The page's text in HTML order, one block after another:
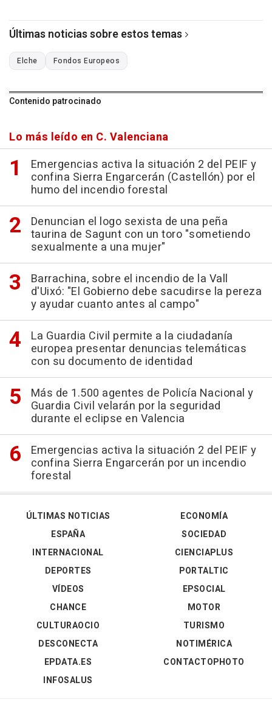
Últimas noticias sobre estos temas
Elche Fondos Europeos
Contenido patrocinado
Lo más leído en C. Valenciana
Emergencias activa la situación 2 del PEIF y
confina Sierra Engarcerán (Castellón) por el
humo del incendio forestal
Denuncian el logo sexista de una peña
taurina de Sagunt con un toro "sometiendo
sexualmente a una mujer"
Barrachina, sobre el incendio de la Vall
d'Uixó: "El Gobierno debe sacudirse la pereza
y ayudar cuanto antes al campo"
La Guardia Civil permite a la ciudadanía
europea presentar denuncias telemáticas
con su documento de identidad
Más de 1.500 agentes de Policía Nacional y
Guardia Civil velarán por la seguridad
durante el eclipse en Valencia
Emergencias activa la situación 2 del PEIF y
confina Sierra Engarcerán por un incendio
forestal
ÚLTIMAS NOTICIAS
ESPAÑA
INTERNACIONAL
DEPORTES
VÍDEOS
ECONOMÍA
SOCIEDAD
CIENCIAPLUS
PORTALTIC
EPSOCIAL
CHANCE
CULTURAOCIO
DESCONECTA
EPDATA.ES
INFOSALUS
MOTOR
TURISMO
NOTIMÉRICA
CONTACTOPHOTO